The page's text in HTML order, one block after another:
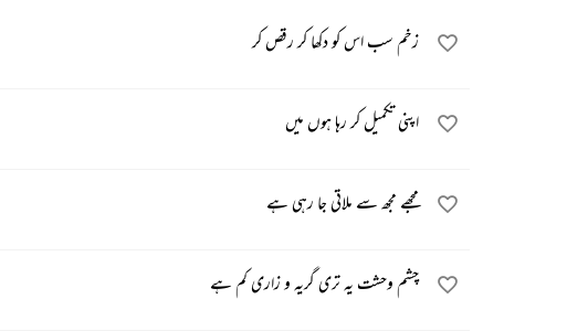
زخم سب اس کو دکھا کر رقص کر
اپنی تکمیل کر رہا ہوں میں
مجھے مجھ سے ملاتی جا رہی ہے
چشم وحشت یہ تری گریہ و زاری کم ہے